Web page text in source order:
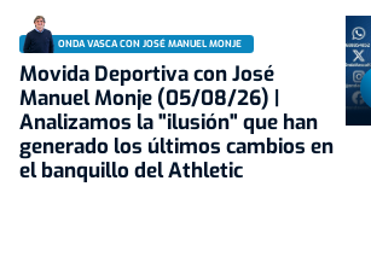
ONDA VASCA CON JOSÉ MANUEL MONJE
Movida Deportiva con José
Manuel Monje (05/08/26) |
Analizamos la "ilusión" que han
generado los últimos cambios en
el banquillo del Athletic